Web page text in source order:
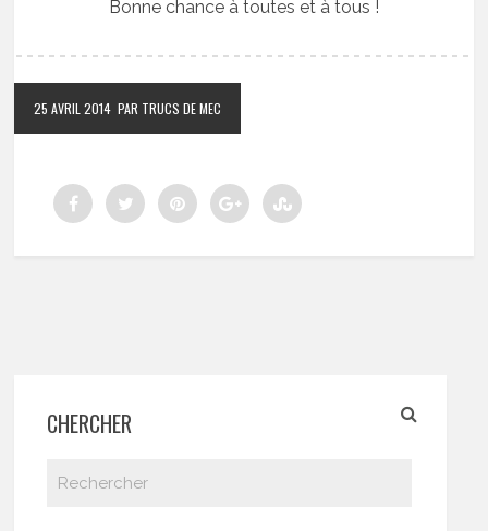
Bonne chance à toutes et à tous !
25 AVRIL 2014 PAR TRUCS DE MEC
CHERCHER